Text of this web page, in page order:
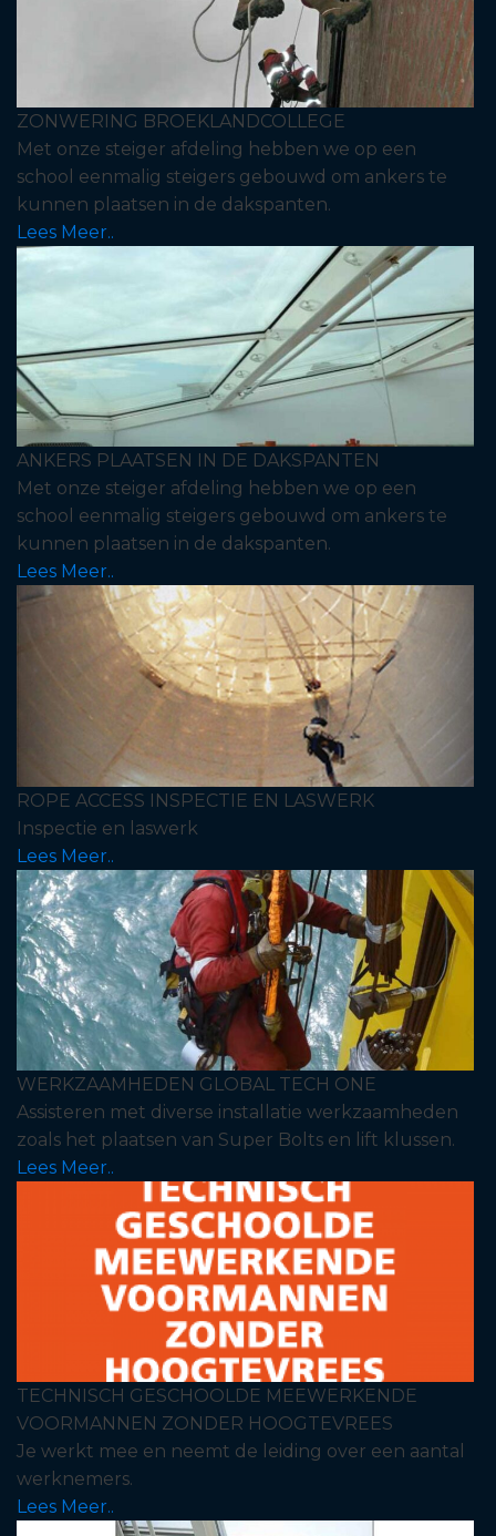
ZONWERING BROEKLANDCOLLEGE
Met onze steiger afdeling hebben we op een
school eenmalig steigers gebouwd om ankers te
kunnen plaatsen in de dakspanten.
Lees Meer..
ANKERS PLAATSEN IN DE DAKSPANTEN
Met onze steiger afdeling hebben we op een
school eenmalig steigers gebouwd om ankers te
kunnen plaatsen in de dakspanten.
Lees Meer..
ROPE ACCESS INSPECTIE EN LASWERK
Inspectie en laswerk
Lees Meer..
WERKZAAMHEDEN GLOBAL TECH ONE
Assisteren met diverse installatie werkzaamheden
zoals het plaatsen van Super Bolts en lift klussen.
Lees Meer..
TECHNISCH GESCHOOLDE MEEWERKENDE
VOORMANNEN ZONDER HOOGTEVREES
Je werkt mee en neemt de leiding over een aantal
werknemers.
Lees Meer..